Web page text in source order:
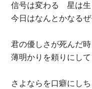
信号は変わる 星は生
今日はなんとかなる
君の優しさが死んだ
薄明かりを頼りにし
さよならを口癖にし